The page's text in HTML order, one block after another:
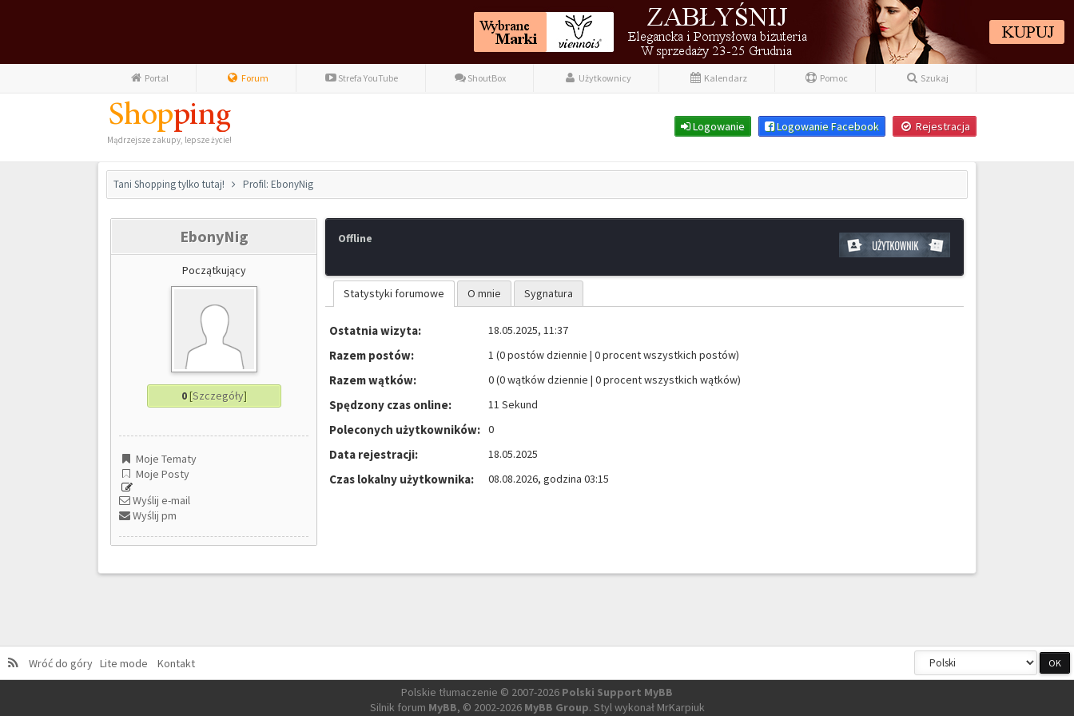
Portal Forum Strefa YouTube ShoutBox Użytkownicy Kalendarz Pomoc Szukaj
Logowanie Logowanie Facebook Rejestracja
Mądrzejsze zakupy, lepsze życie!
Tani Shopping tylko tutaj! Profil: EbonyNig
EbonyNig
Początkujący
0[Szczegóły]
Moje Tematy
Moje Posty
Wyślij e-mail
Wyślij pm
Offline
Statystyki forumowe O mnie Sygnatura
Ostatnia wizyta: 18.05.2025, 11:37
Razem postów: 1 (0 postów dziennie | 0 procent wszystkich postów)
Razem wątków: 0 (0 wątków dziennie | 0 procent wszystkich wątków)
Spędzony czas online: 11 Sekund
Poleconych użytkowników: 0
Data rejestracji: 18.05.2025
Czas lokalny użytkownika: 08.08.2026, godzina 03:15
Wróć do góry Lite mode
Kontakt
Polskie tłumaczenie © 2007-2026 Polski Support MyBB
Silnik forum MyBB, © 2002-2026 MyBB Group. Styl wykonał MrKarpiuk